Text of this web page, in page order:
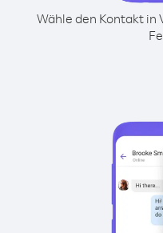
Wähle den Kontakt in